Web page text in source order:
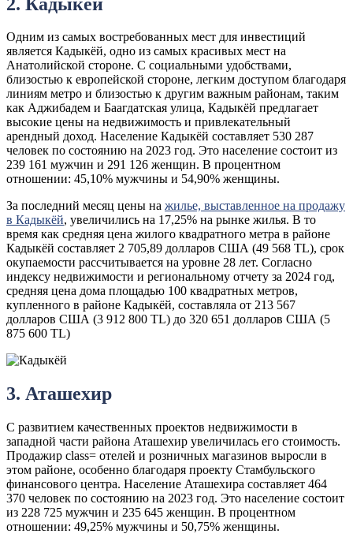
Одним из самых востребованных мест для инвестиций
является Кадыкёй, одно из самых красивых мест на
Анатолийской стороне. С социальными удобствами,
близостью к европейской стороне, легким доступом благодаря
линиям метро и близостью к другим важным районам, таким
как Аджибадем и Баагдатская улица, Кадыкёй предлагает
высокие цены на недвижимость и привлекательный
арендный доход. Население Кадыкёй составляет 530 287
человек по состоянию на 2023 год. Это население состоит из
239 161 мужчин и 291 126 женщин. В процентном
отношении: 45,10% мужчины и 54,90% женщины.
За последний месяц цены на жилье, выставленное на продажу
в Кадыкёй, увеличились на 17,25% на рынке жилья. В то
время как средняя цена жилого квадратного метра в районе
Кадыкёй составляет 2 705,89 долларов США (49 568 TL), срок
окупаемости рассчитывается на уровне 28 лет. Согласно
индексу недвижимости и региональному отчету за 2024 год,
средняя цена дома площадью 100 квадратных метров,
купленного в районе Кадыкёй, составляла от 213 567
долларов США (3 912 800 TL) до 320 651 долларов США (5
875 600 TL)
3. Аташехир
С развитием качественных проектов недвижимости в
западной части района Аташехир увеличилась его стоимость.
Продажиp class= отелей и розничных магазинов выросли в
этом районе, особенно благодаря проекту Стамбульского
финансового центра. Население Аташехира составляет 464
370 человек по состоянию на 2023 год. Это население состоит
из 228 725 мужчин и 235 645 женщин. В процентном
отношении: 49,25% мужчины и 50,75% женщины.